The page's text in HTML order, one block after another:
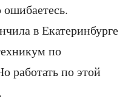
ошибаетесь.
в Екатеринбурге
по
работать по этой